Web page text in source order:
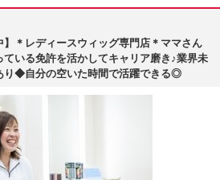
】＊レディースウィッグ専門店＊ママさん
いる免許を活かしてキャリア磨き♪業界未
り◆自分の空いた時間で活躍できる◎